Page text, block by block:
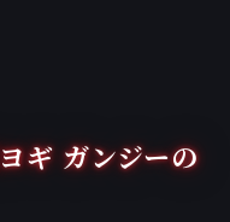
ギ ガンジーの